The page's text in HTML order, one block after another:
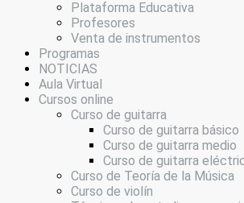
Plataforma Educativa
Profesores
Venta de instrumentos
Programas
NOTICIAS
Aula Virtual
Cursos online
Curso de guitarra
Curso de guitarra básico
Curso de guitarra medio
Curso de guitarra
Curso de Teoría de la Música
Curso de violín